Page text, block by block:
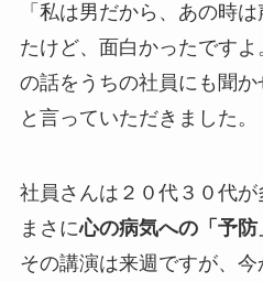
「私は男だから、あの時
たけど、面白かったです
の話をうちの社員にも聞か
と言っていただきました。
社員さんは２０代３０代が
まさに心の病気への「予防
その講演は来週ですが、